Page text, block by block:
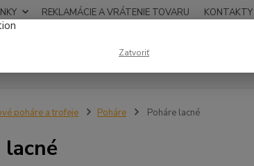
REKLAMÁCIE A VRÁTENIE TOVARU KONTAKTY
Hľadať
poháre a trofeje Poháre Poháre lacné
lacné
Zatvoriť